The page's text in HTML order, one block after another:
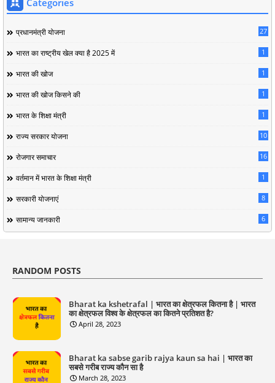
Categories
प्रधानमंत्री योजना 27
भारत का राष्ट्रीय खेल क्या है 2025 में 1
भारत की खोज 1
भारत की खोज किसने की 1
भारत के शिक्षा मंत्री 1
राज्य सरकार योजना 10
रोजगार समाचार 16
वर्तमान में भारत के शिक्षा मंत्री 1
सरकारी योजनाएं 8
सामान्य जानकारी 6
RANDOM POSTS
Bharat ka kshetrafal | भारत का क्षेत्रफल कितना है | भारत
का क्षेत्रफल विश्व के क्षेत्रफल का कितने प्रतिशत है?
April 28, 2023
Bharat ka sabse garib rajya kaun sa hai | भारत का
सबसे गरीब राज्य कौन सा है
March 28, 2023